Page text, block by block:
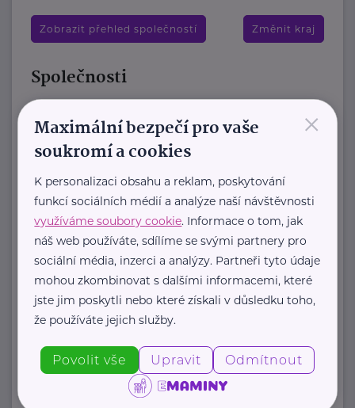
Zobrazit přehled společností Změnit kraj
Společnosti
Pujmanové 1219/8 Praha 4
Jsme nezisková organizace Green
Doors, která dlouhodobě působí v
oblasti duševního zdraví. Předáváme
naději, že s duševní ...
https://www.greendoors.cz/
+420 220 951 468
greendoors@greendoors.cz
Zobrazit přehled společností
×
Maximální bezpečí pro vaše
soukromí a cookies
K personalizaci obsahu a reklam, poskytování
funkcí sociálních médií a analýze naší návštěvnosti
využíváme soubory cookie. Informace o tom, jak
náš web používáte, sdílíme se svými partnery pro
sociální média, inzerci a analýzy. Partneři tyto údaje
mohou zkombinovat s dalšími informacemi, které
jste jim poskytli nebo které získali v důsledku toho,
že používáte jejich služby.
Povolit vše Upravit Odmítnout